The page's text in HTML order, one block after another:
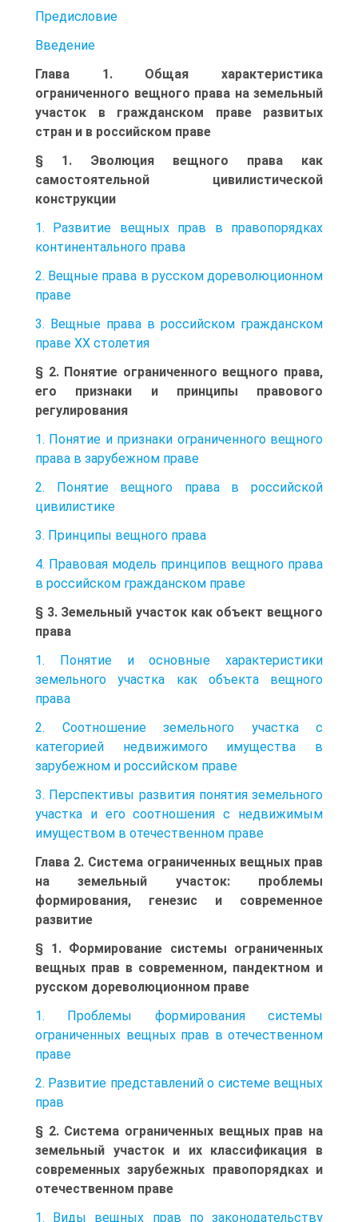
Предисловие
Введение
Глава 1. Общая характеристика
ограниченного вещного права на земельный
участок в гражданском праве развитых
стран и в российском праве
§ 1. Эволюция вещного права как
самостоятельной цивилистической
конструкции
1. Развитие вещных прав в правопорядках
континентального права
2. Вещные права в русском дореволюционном
праве
3. Вещные права в российском гражданском
праве XX столетия
§ 2. Понятие ограниченного вещного права,
его признаки и принципы правового
регулирования
1. Понятие и признаки ограниченного вещного
права в зарубежном праве
2. Понятие вещного права в российской
цивилистике
3. Принципы вещного права
4. Правовая модель принципов вещного права
в российском гражданском праве
§ 3. Земельный участок как объект вещного
права
1. Понятие и основные характеристики
земельного участка как объекта вещного
права
2. Соотношение земельного участка с
категорией недвижимого имущества в
зарубежном и российском праве
3. Перспективы развития понятия земельного
участка и его соотношения с недвижимым
имуществом в отечественном праве
Глава 2. Система ограниченных вещных прав
на земельный участок: проблемы
формирования, генезис и современное
развитие
§ 1. Формирование системы ограниченных
вещных прав в современном, пандектном и
русском дореволюционном праве
1. Проблемы формирования системы
ограниченных вещных прав в отечественном
праве
2. Развитие представлений о системе вещных
прав
§ 2. Система ограниченных вещных прав на
земельный участок и их классификация в
современных зарубежных правопорядках и
отечественном праве
1. Виды вещных прав по законодательству